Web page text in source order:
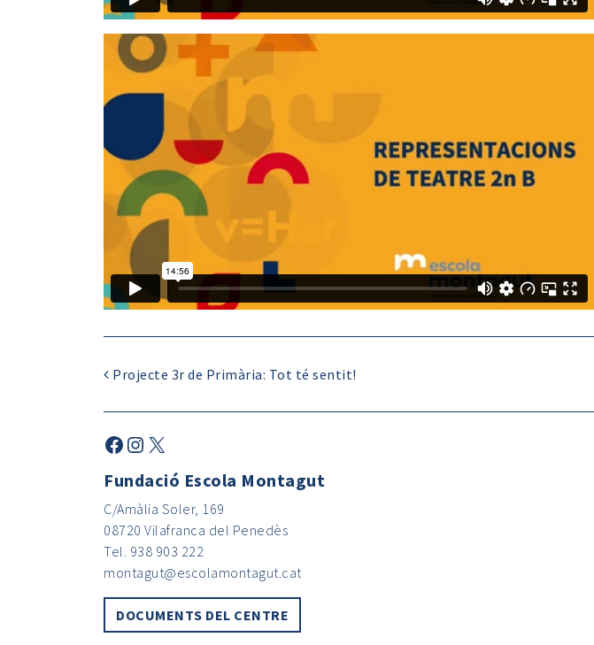
Projecte 3r de Primària: Tot té sentit!
Fundació Escola Montagut
C/Amàlia Soler, 169
08720 Vilafranca del Penedès
Tel. 938 903 222
montagut@escolamontagut.cat
DOCUMENTS DEL CENTRE